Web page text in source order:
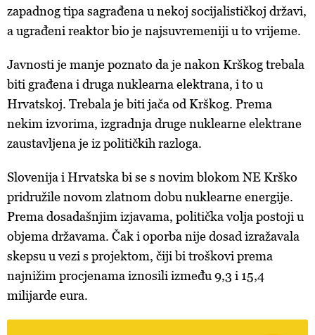
zapadnog tipa sagrađena u nekoj socijalističkoj državi,
a ugrađeni reaktor bio je najsuvremeniji u to vrijeme.
Javnosti je manje poznato da je nakon Krškog trebala
biti građena i druga nuklearna elektrana, i to u
Hrvatskoj. Trebala je biti jača od Krškog. Prema
nekim izvorima, izgradnja druge nuklearne elektrane
zaustavljena je iz političkih razloga.
Slovenija i Hrvatska bi se s novim blokom NE Krško
pridružile novom zlatnom dobu nuklearne energije.
Prema dosadašnjim izjavama, politička volja postoji u
objema državama. Čak i oporba nije dosad izražavala
skepsu u vezi s projektom, čiji bi troškovi prema
najnižim procjenama iznosili između 9,3 i 15,4
milijarde eura.